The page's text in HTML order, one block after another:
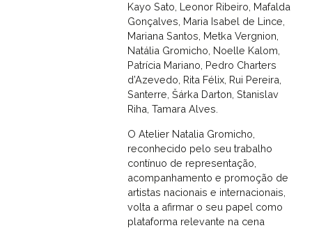
Kayo Sato, Leonor Ribeiro, Mafalda
Gonçalves, Maria Isabel de Lince,
Mariana Santos, Metka Vergnion,
Natália Gromicho, Noelle Kalom,
Patrícia Mariano, Pedro Charters
d’Azevedo, Rita Félix, Rui Pereira,
Santerre, Šárka Darton, Stanislav
Riha, Tamara Alves.
O Atelier Natalia Gromicho,
reconhecido pelo seu trabalho
contínuo de representação,
acompanhamento e promoção de
artistas nacionais e internacionais,
volta a afirmar o seu papel como
plataforma relevante na cena